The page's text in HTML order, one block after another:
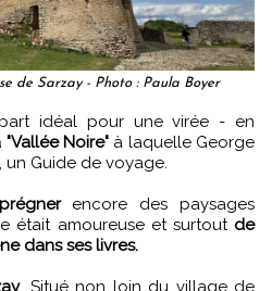
de Sarzay - Photo : Paula Boyer
"Vallée Noire" à laquelle George
un Guide de voyage.
encore des paysages
était amoureuse et surtout de
dans ses livres.
. Situé non loin du village de